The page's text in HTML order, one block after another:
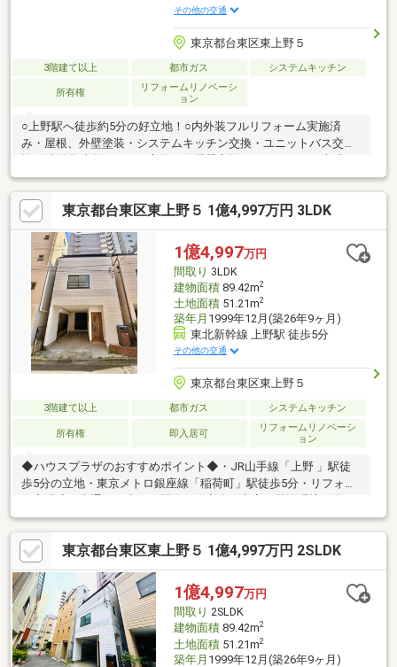
その他の交通
東京都台東区東上野５
3階建て以上 都市ガス システムキッチン
所有権
リフォームリノベーシ
ョン
○上野駅へ徒歩約5分の好立地！○内外装フルリフォーム実施済
み・屋根、外壁塗装・システムキッチン交換・ユニットバス交
り・クロス張替え・宅配ボックス設置・防蟻処理 等○駐車スペ
ース有り○ご都合に合わせて現地ご見学いただけます。 お気軽
にお問い合わせください！
東京都台東区東上野５ 1億4,997万円 3LDK
1億4,997万円
間取り 3LDK
建物面積89.42m2
土地面積51.21m2
築年月 1999年12月(築26年9ヶ月)
東北新幹線 上野駅 徒歩5分
その他の交通
東京都台東区東上野５
3階建て以上 都市ガス システムキッチン
所有権 即入居可
リフォームリノベーシ
ョン
◆ハウスプラザのおすすめポイント◆・JR山手線「上野 」駅徒
歩5分の立地・東京メトロ銀座線「稲荷町」駅徒歩5分・リフォー
校、買い物施設、公共施設が近い）詳しくはスタッフにお問い合
わせください。【見学予約受付中】ご希望のお日にち、お時間で
ご見学可能です！見学希望日時を記載の上お問い合わせ下さい
♪【各種ご相談承ります】購入、売却、住宅ローン、その他物件の
ご紹介などなど、お気軽にご相談下さい！
東京都台東区東上野５ 1億4,997万円 2SLDK
1億4,997万円
間取り 2SLDK
建物面積89.42m2
土地面積51.21m2
築年月 1999年12月(築26年9ヶ月)